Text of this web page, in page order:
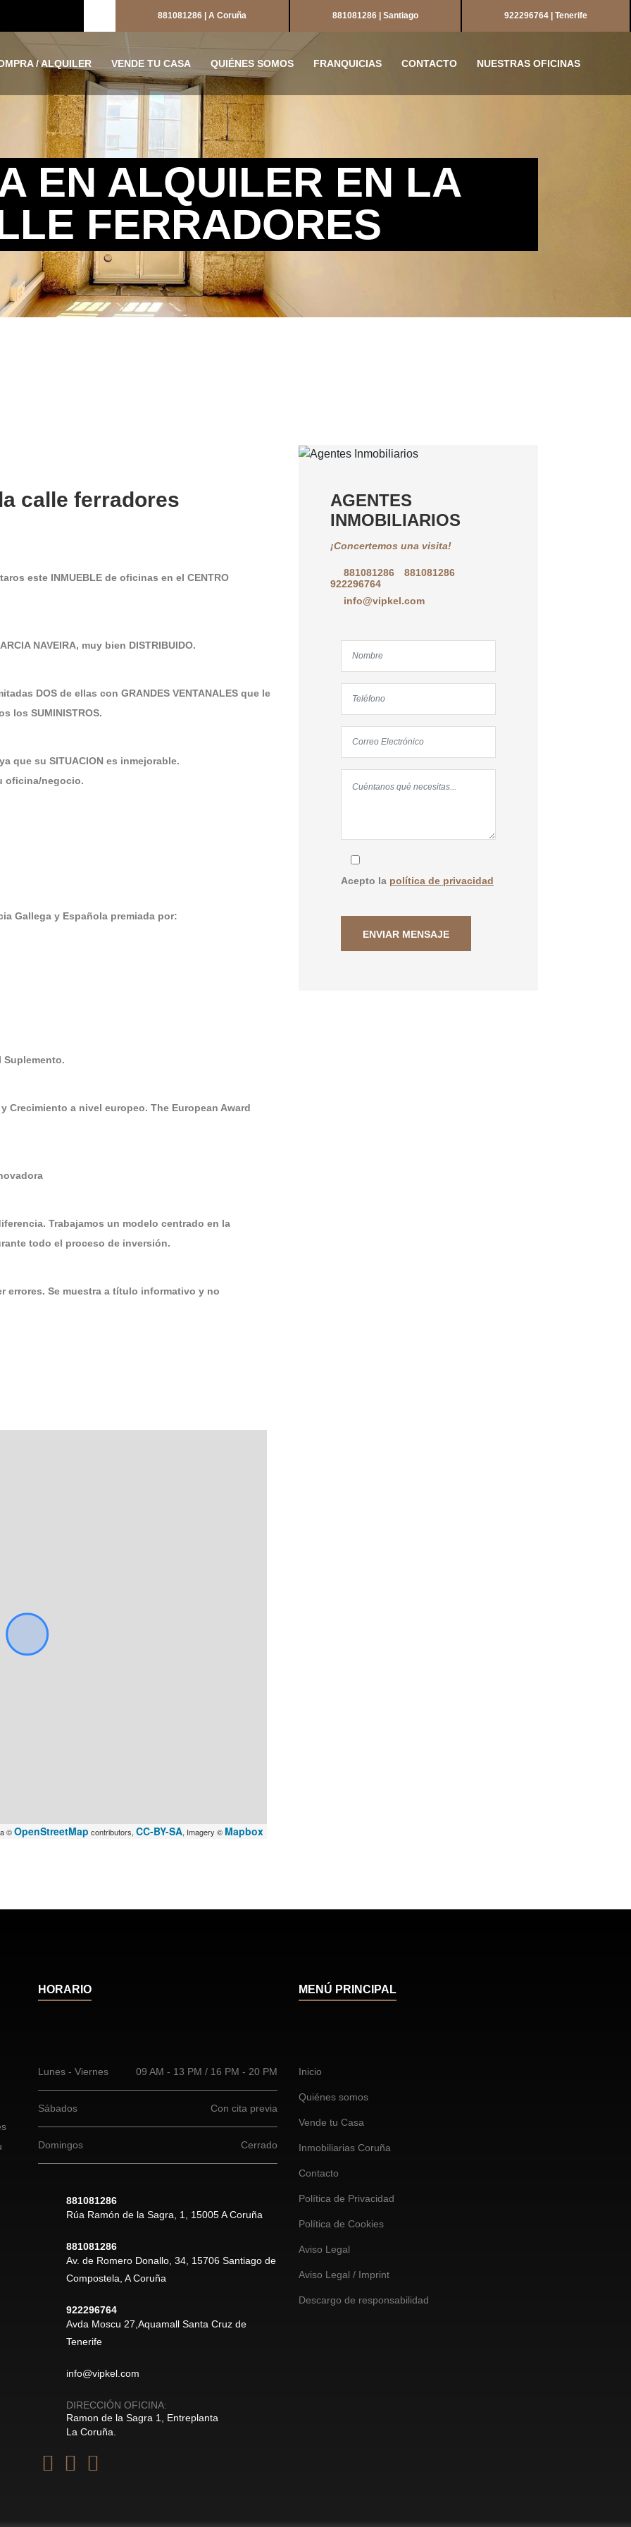
881081286 | A Coruña 881081286 | Santiago 922296764 | Tenerife
/ ALQUILER VENDE TU CASA QUIÉNES SOMOS FRANQUICIAS CONTACTO NUESTRAS OFICINAS
EN ALQUILER EN LA
FERRADORES
calle ferradores
este INMUEBLE de oficinas en el CENTRO
NAVEIRA, muy bien DISTRIBUIDO.
DOS de ellas con GRANDES VENTANALES que le
los SUMINISTROS.
que su SITUACION es inmejorable.
oficina/negocio.
Gallega y Española premiada por:
Suplemento.
Crecimiento a nivel europeo. The European Award
Trabajamos un modelo centrado en la
todo el proceso de inversión.
errores. Se muestra a título informativo y no
©OpenStreetMap contributors, CC-BY-SA, Imagery © Mapbox
AGENTES
INMOBILIARIOS
¡Concertemos una visita!
881081286
881081286
922296764
info@vipkel.com
Acepto la política de privacidad
HORARIO
Lunes - Viernes 09 AM - 13 PM / 16 PM - 20 PM
Sábados Con cita previa
Domingos Cerrado
881081286
Rúa Ramón de la Sagra, 1, 15005 A Coruña
881081286
Av. de Romero Donallo, 34, 15706 Santiago de
Compostela, A Coruña
922296764
Avda Moscu 27,Aquamall Santa Cruz de
Tenerife
info@vipkel.com
DIRECCIÓN OFICINA:
Ramon de la Sagra 1, Entreplanta
La Coruña.
MENÚ PRINCIPAL
Inicio
Quiénes somos
Vende tu Casa
Inmobiliarias Coruña
Contacto
Política de Privacidad
Política de Cookies
Aviso Legal
Aviso Legal / Imprint
Descargo de responsabilidad